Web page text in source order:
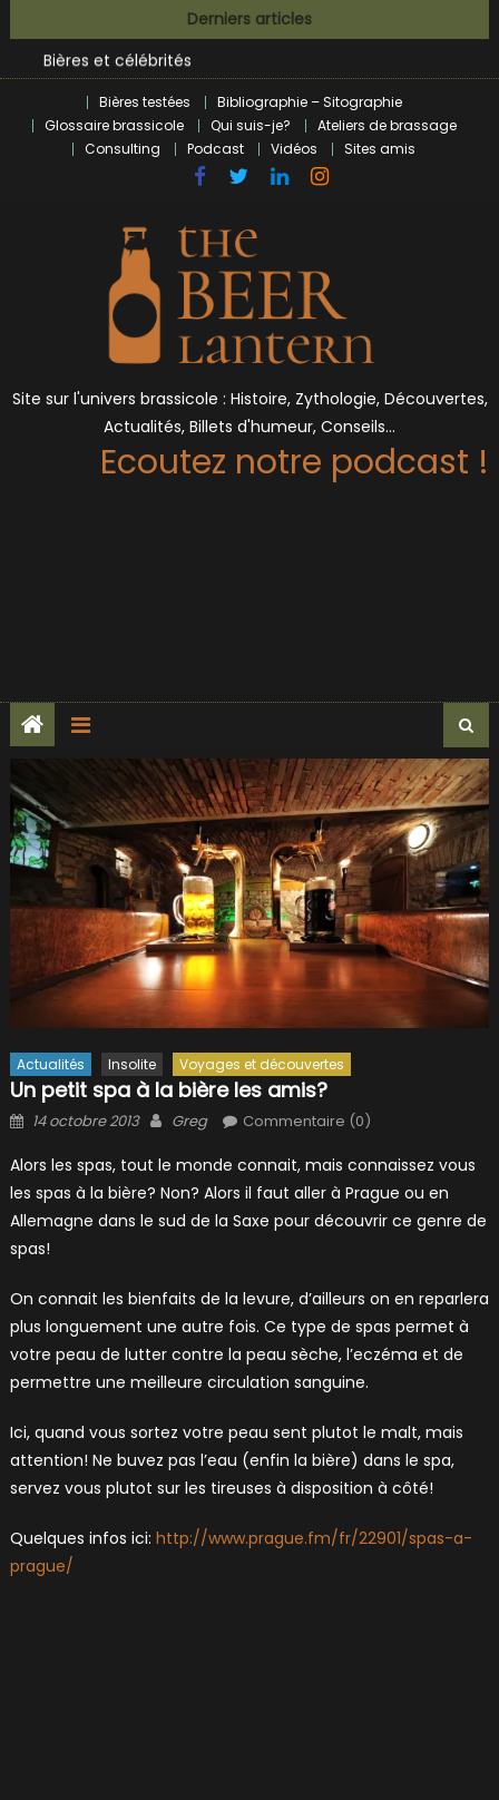
to
content
Derniers articles
BrewDog racheté par Tilray pour une bouchée de pain ?
Bières et célébrités
L’écosysteme brassicole en introspection
Zoumaï : pionnier de la révolution craft à Marseille
L’intelligence artificielle dans le milieu brassicole
BrewDog racheté par Tilray pour une bouchée de pain ?
Bières testées
Bibliographie – Sitographie
Glossaire brassicole
Qui suis-je?
Ateliers de brassage
Consulting
Podcast Vidéos Sites amis
Site sur l'univers brassicole : Histoire, Zythologie, Découvertes,
Actualités, Billets d'humeur, Conseils…
Ecoutez notre podcast !
Actualités Insolite Voyages et découvertes
Un petit spa à la bière les amis?
Posted
14 octobre 2013 Author
Greg Commentaire (0)
Alors les spas, tout le monde connait, mais connaissez vous
les spas à la bière? Non? Alors il faut aller à Prague ou en
Allemagne dans le sud de la Saxe pour découvrir ce genre de
spas!
On connait les bienfaits de la levure, d’ailleurs on en reparlera
plus longuement une autre fois. Ce type de spas permet à
votre peau de lutter contre la peau sèche, l’eczéma et de
permettre une meilleure circulation sanguine.
Ici, quand vous sortez votre peau sent plutot le malt, mais
attention! Ne buvez pas l’eau (enfin la bière) dans le spa,
servez vous plutot sur les tireuses à disposition à côté!
Quelques infos ici: http://www.prague.fm/fr/22901/spas-a-
prague/